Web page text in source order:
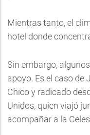
Mientras tanto, el
hotel donde
Sin embargo,
apoyo. Es el caso de
Chico y radicado
Unidos, quien viajó
acompañar a la